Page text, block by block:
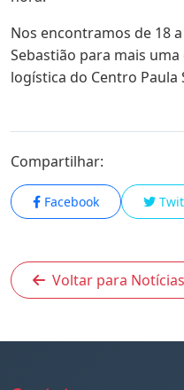
Nos encontramos de 18
Sebastião para mais
logística do Centro Paula
Compartilhar:
Facebook
Voltar para Notícias